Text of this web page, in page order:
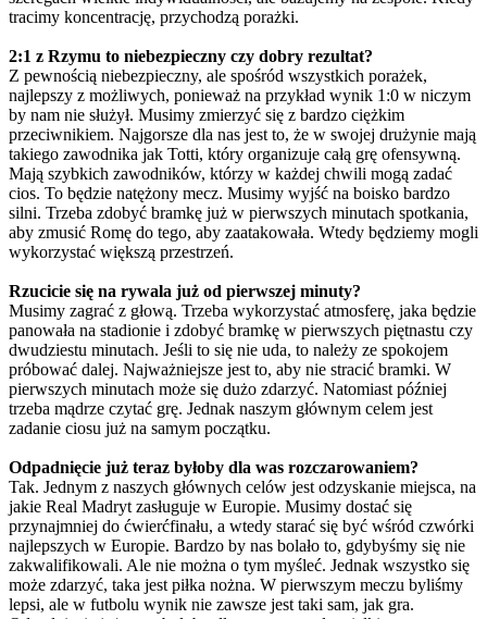
tracimy koncentrację, przychodzą porażki.
2:1 z Rzymu to niebezpieczny czy dobry rezultat?
Z pewnością niebezpieczny, ale spośród wszystkich porażek,
najlepszy z możliwych, ponieważ na przykład wynik 1:0 w niczym
by nam nie służył. Musimy zmierzyć się z bardzo ciężkim
przeciwnikiem. Najgorsze dla nas jest to, że w swojej drużynie mają
takiego zawodnika jak Totti, który organizuje całą grę ofensywną.
Mają szybkich zawodników, którzy w każdej chwili mogą zadać
cios. To będzie natężony mecz. Musimy wyjść na boisko bardzo
silni. Trzeba zdobyć bramkę już w pierwszych minutach spotkania,
aby zmusić Romę do tego, aby zaatakowała. Wtedy będziemy mogli
wykorzystać większą przestrzeń.
Rzucicie się na rywala już od pierwszej minuty?
Musimy zagrać z głową. Trzeba wykorzystać atmosferę, jaka będzie
panowała na stadionie i zdobyć bramkę w pierwszych piętnastu czy
dwudziestu minutach. Jeśli to się nie uda, to należy ze spokojem
próbować dalej. Najważniejsze jest to, aby nie stracić bramki. W
pierwszych minutach może się dużo zdarzyć. Natomiast później
trzeba mądrze czytać grę. Jednak naszym głównym celem jest
zadanie ciosu już na samym początku.
Odpadnięcie już teraz byłoby dla was rozczarowaniem?
Tak. Jednym z naszych głównych celów jest odzyskanie miejsca, na
jakie Real Madryt zasługuje w Europie. Musimy dostać się
przynajmniej do ćwierćfinału, a wtedy starać się być wśród czwórki
najlepszych w Europie. Bardzo by nas bolało to, gdybyśmy się nie
zakwalifikowali. Ale nie można o tym myśleć. Jednak wszystko się
może zdarzyć, taka jest piłka nożna. W pierwszym meczu byliśmy
lepsi, ale w futbolu wynik nie zawsze jest taki sam, jak gra.